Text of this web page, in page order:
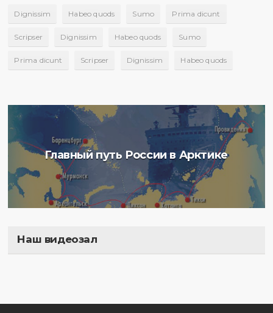
Dignissim Habeo quods Sumo Prima dicunt
Scripser Dignissim Habeo quods Sumo
Prima dicunt Scripser Dignissim Habeo quods
Главный путь России в Арктике
Наш видеозал